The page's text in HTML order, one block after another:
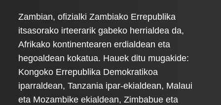
Zambian, ofizialki Zambiako Errepublika
itsasorako irteerarik gabeko herrialdea da,
Afrikako kontinentearen erdialdean eta
hegoaldean kokatua. Hauek ditu mugakide:
Kongoko Errepublika Demokratikoa
iparraldean, Tanzania ipar-ekialdean, Malaui
eta Mozambike ekialdean, Zimbabue eta